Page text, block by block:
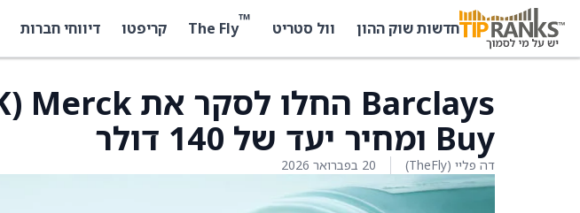
חדשות שוק ההון וול סטריט ™
The Fly קריפטו דיווחי חברות
Buy ומחיר יעד של 140 דולר
דה פליי (TheFly) 20 בפברואר 2026